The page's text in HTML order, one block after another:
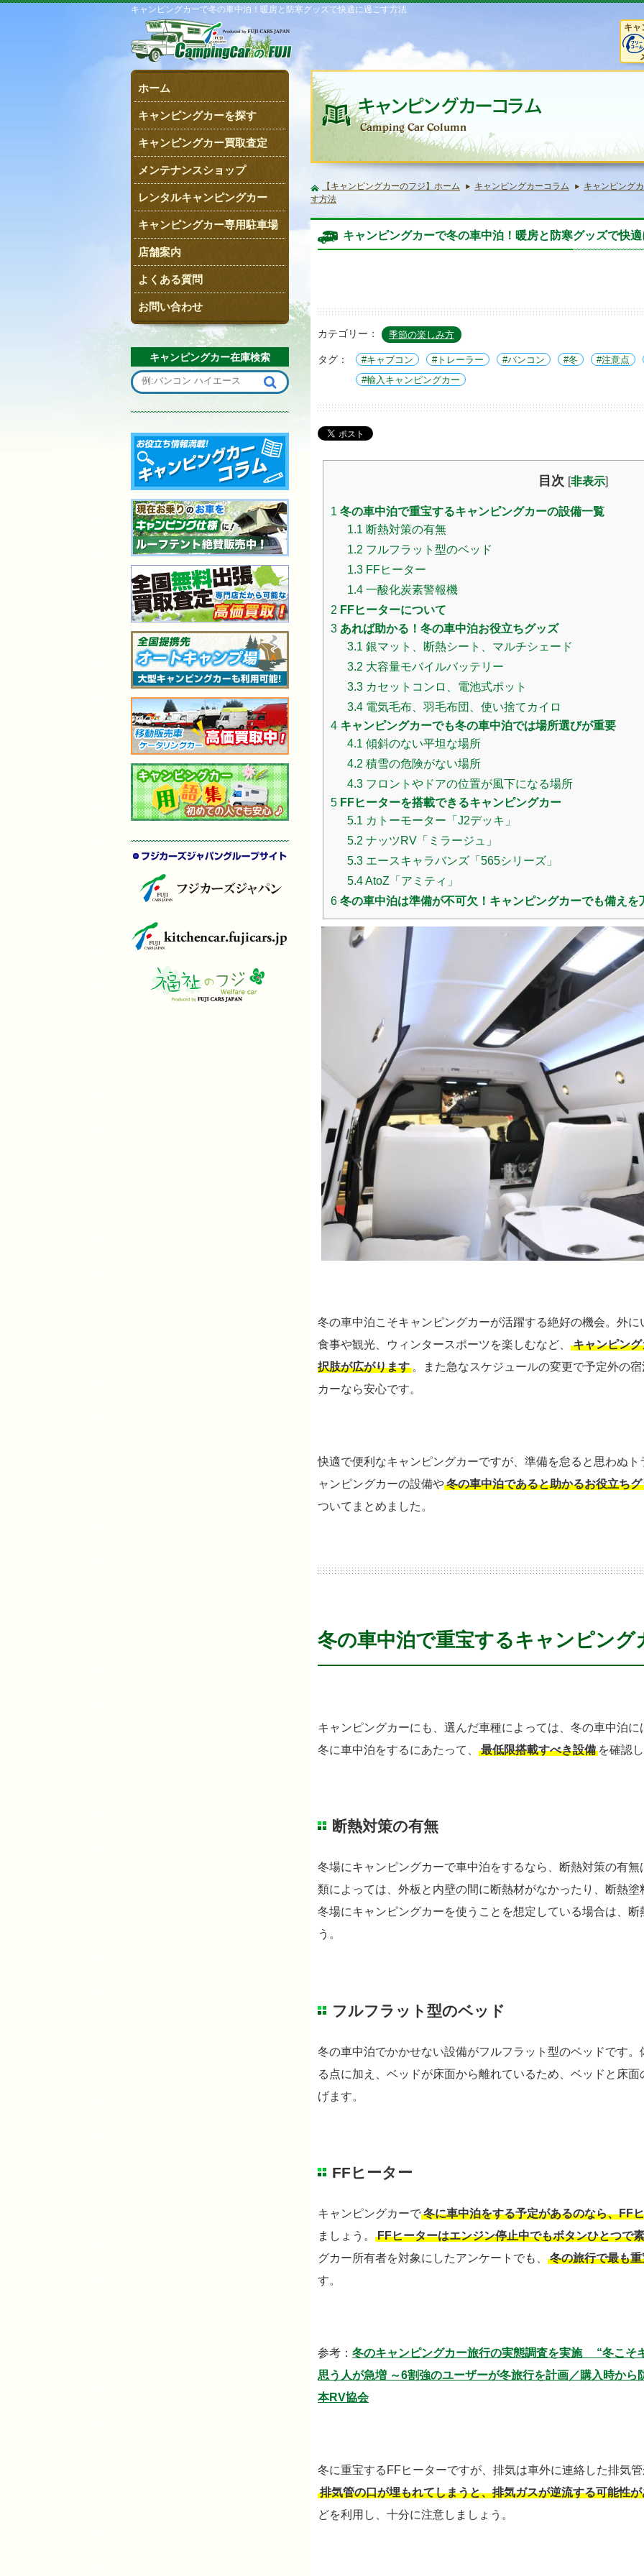
キャンピングカーで冬の車中泊！暖房と防寒グッズで快適に過ごす方法
キャ
【キャンピングカーのフジ】ホーム キャンピングカーコラム
キャンピング
す方法
キャンピングカーで冬の車中泊！暖房と防寒グッズで快
カテゴリー： 季節の楽しみ方
タグ： キャブコン トレーラー バンコン 冬
注意点
輸入キャンピングカー
目次 [非表示]
1 冬の車中泊で重宝するキャンピングカーの設備一覧
1.1 断熱対策の有無
1.2 フルフラット型のベッド
1.3 FFヒーター
1.4 一酸化炭素警報機
2 FFヒーターについて
3 あれば助かる！冬の車中泊お役立ちグッズ
3.1 銀マット、断熱シート、マルチシェード
3.2 大容量モバイルバッテリー
3.3 カセットコンロ、電池式ポット
3.4 電気毛布、羽毛布団、使い捨てカイロ
4 キャンピングカーでも冬の車中泊では場所選びが重要
4.1 傾斜のない平坦な場所
4.2 積雪の危険がない場所
4.3 フロントやドアの位置が風下になる場所
5 FFヒーターを搭載できるキャンピングカー
5.1 カトーモーター「J2デッキ」
5.2 ナッツRV「ミラージュ」
5.3 エースキャラバンズ「565シリーズ」
5.4AtoZ「アミティ」
6 冬の車中泊は準備が不可欠！キャンピングカーでも備えを
冬の車中泊こそキャンピングカーが活躍する絶好の機会。外
食事や観光、ウィンタースポーツを楽しむなど、
キャンピン
択肢が広がります 。また急なスケジュールの変更で予定外の
カーなら安心です。
快適で便利なキャンピングカーですが、準備を怠ると思わぬ
ャンピングカーの設備や冬の車中泊であると助かるお役立ち
ついてまとめました。
冬の車中泊で重宝するキャンピング
キャンピングカーにも、選んだ車種によっては、冬の車中泊
冬に車中泊をするにあたって、
最低限搭載すべき設備 を確認
断熱対策の有無
冬場にキャンピングカーで車中泊をするなら、断熱対策の有
類によっては、外板と内壁の間に断熱材がなかったり、断熱
冬場にキャンピングカーを使うことを想定している場合は、
う。
フルフラット型のベッド
冬の車中泊でかかせない設備がフルフラット型のベッドです
る点に加え、ベッドが床面から離れているため、ベッドと床
げます。
FFヒーター
キャンピングカーで冬に車中泊をする予定があるのなら、FF
ましょう。
FFヒーターはエンジン停止中でもボタンひとつで
グカー所有者を対象にしたアンケートでも、
冬の旅行で最も
す。
参考： 冬のキャンピングカー旅行の実態調査を実施 “冬こそ
思う人が急増 ～6割強のユーザーが冬旅行を計画／購入時から
本RV協会
冬に重宝するFFヒーターですが、排気は車外に連絡した排気
排気管の口が埋もれてしまうと、排気ガスが逆流する可能性
どを利用し、十分に注意しましょう。
ホーム
キャンピングカーを探す
キャンピングカー買取査定
メンテナンスショップ
レンタルキャンピングカー
キャンピングカー専用駐車場
店舗案内
よくある質問
お問い合わせ
キャンピングカー在庫検索